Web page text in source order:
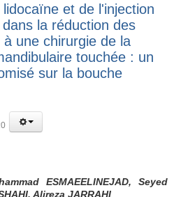
et de l'injection
la réduction des
une chirurgie de la
touchée : un
sur la bouche
ESMAEELINEJAD, Seyed
Alireza JARRAHI